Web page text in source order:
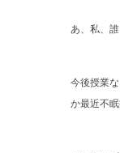
あ、私、
今後授業
か最近不眠